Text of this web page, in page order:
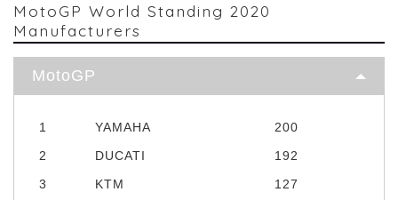
MotoGP World Standing 2020
Manufacturers
MotoGP
1 YAMAHA
200
2
DUCATI
192
3
KTM
127